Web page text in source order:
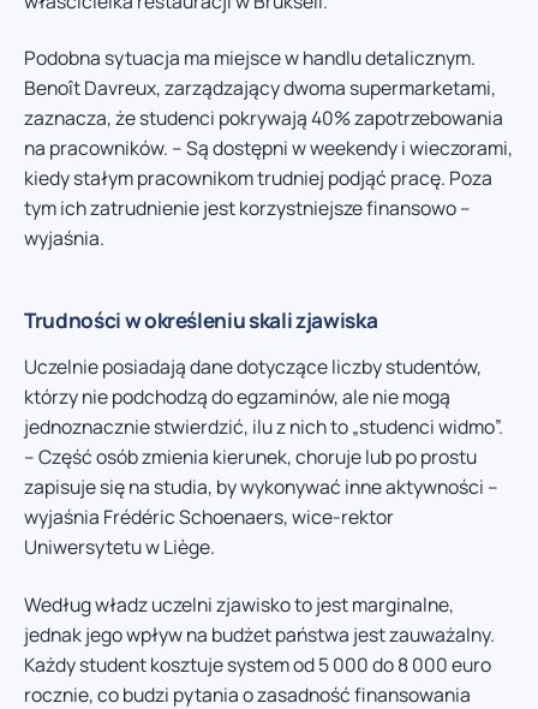
Podobna sytuacja ma miejsce w handlu detalicznym.
Benoît Davreux, zarządzający dwoma supermarketami,
zaznacza, że studenci pokrywają 40% zapotrzebowania
na pracowników. – Są dostępni w weekendy i wieczorami,
kiedy stałym pracownikom trudniej podjąć pracę. Poza
tym ich zatrudnienie jest korzystniejsze finansowo –
wyjaśnia.
Trudności w określeniu skali zjawiska
Uczelnie posiadają dane dotyczące liczby studentów,
którzy nie podchodzą do egzaminów, ale nie mogą
jednoznacznie stwierdzić, ilu z nich to „studenci widmo”.
– Część osób zmienia kierunek, choruje lub po prostu
zapisuje się na studia, by wykonywać inne aktywności –
wyjaśnia Frédéric Schoenaers, wice-rektor
Uniwersytetu w Liège.
Według władz uczelni zjawisko to jest marginalne,
jednak jego wpływ na budżet państwa jest zauważalny.
Każdy student kosztuje system od 5 000 do 8 000 euro
rocznie, co budzi pytania o zasadność finansowania